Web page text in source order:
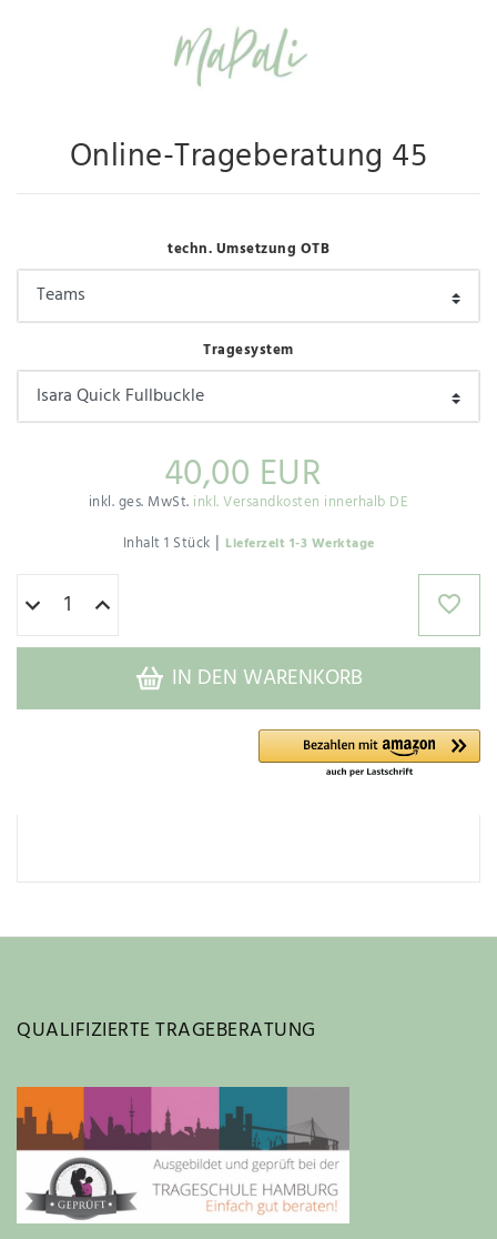
Online-Trageberatung 45
techn. Umsetzung OTB
Tragesystem
40,00 EUR
inkl. ges. MwSt. inkl. Versandkosten innerhalb DE
Inhalt1 Stück | Lieferzeit 1-3 Werktage
IN DEN WARENKORB
QUALIFIZIERTE TRAGEBERATUNG